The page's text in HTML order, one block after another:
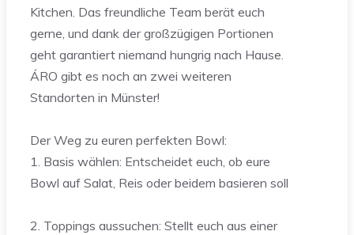
Kitchen. Das freundliche Team berät euch
gerne, und dank der großzügigen Portionen
geht garantiert niemand hungrig nach Hause.
ÁRO gibt es noch an zwei weiteren
Standorten in Münster!
Der Weg zu euren perfekten Bowl:
1. Basis wählen: Entscheidet euch, ob eure
Bowl auf Salat, Reis oder beidem basieren soll
2. Toppings aussuchen: Stellt euch aus einer